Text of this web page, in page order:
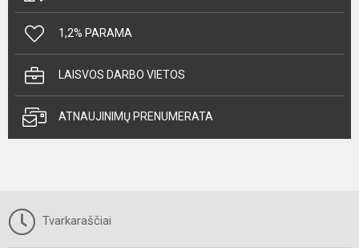
1,2% PARAMA
LAISVOS DARBO VIETOS
ATNAUJINIMŲ PRENUMERATA
Tvarkaraščiai